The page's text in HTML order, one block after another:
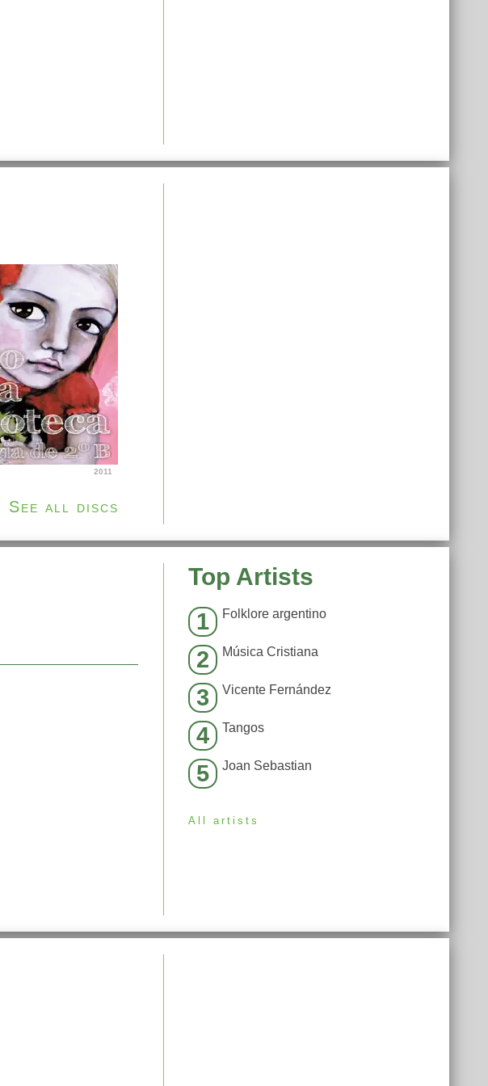
2011
See all discs
Top Artists
1 Folklore argentino
2 Música Cristiana
3 Vicente Fernández
4 Tangos
5 Joan Sebastian
All artists